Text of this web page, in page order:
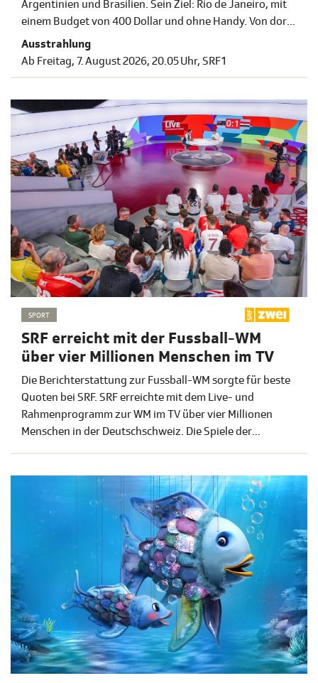
Argentinien und Brasilien. Sein Ziel: Rio de Janeiro, mit
einem Budget von 400 Dollar und ohne Handy. Von dort
hat er ein Retourticket in die Schweiz. Die erste Folge
startet am Freitag, 7. August 2026, um 20.05 Uhr auf SRF
Ausstrahlung
Ab Freitag, 7. August 2026, 20.05 Uhr, SRF 1
SPORT
SRF erreicht mit der Fussball-WM
über vier Millionen Menschen im TV
Die Berichterstattung zur Fussball-WM sorgte für beste
Quoten bei SRF. SRF erreichte mit dem Live- und
Rahmenprogramm zur WM im TV über vier Millionen
Menschen in der Deutschschweiz. Die Spiele der
Prozent). Auch das Onlineangebot von SRF Sport wurde
mit rund 107 Millionen Visits und über 22 Millionen
Livestreams-Starts stark genutzt.